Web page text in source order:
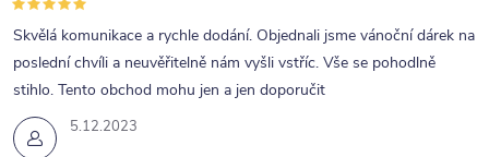
5.12.2023
Skvělá komunikace a rychle dodání. Objednali jsme vánoční dárek na
poslední chvíli a neuvěřitelně nám vyšli vstříc. Vše se pohodlně
stihlo. Tento obchod mohu jen a jen doporučit